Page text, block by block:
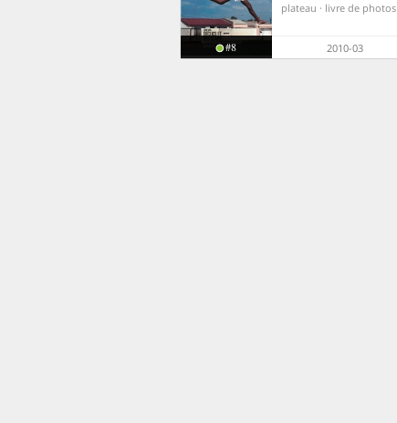
plateau · livre de photos
#8 2010-03